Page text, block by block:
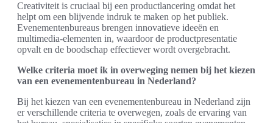
Creativiteit is cruciaal bij een productlancering omdat het
helpt om een blijvende indruk te maken op het publiek.
Evenementenbureaus brengen innovatieve ideeën en
multimedia-elementen in, waardoor de productpresentatie
opvalt en de boodschap effectiever wordt overgebracht.
Welke criteria moet ik in overweging nemen bij het kiezen
van een evenementenbureau in Nederland?
Bij het kiezen van een evenementenbureau in Nederland zijn
er verschillende criteria te overwegen, zoals de ervaring van